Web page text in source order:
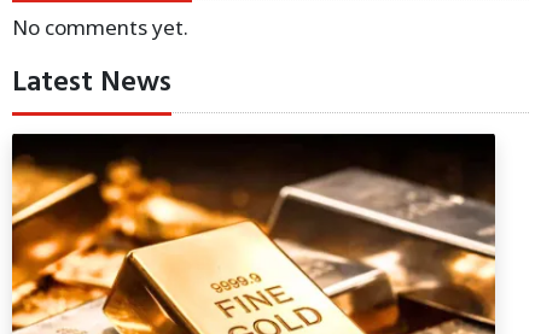
No comments yet.
Latest News